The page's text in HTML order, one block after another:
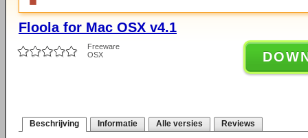
Floola for Mac OSX v4.1
Freeware
OSX
Beschrijving Informatie Alle versies Reviews